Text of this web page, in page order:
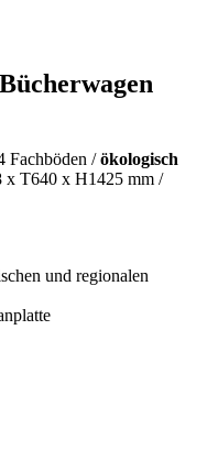
Fachböden /ökologisch
x T640 x H1425 mm /
und regionalen